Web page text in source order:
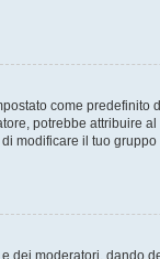
come predefinito
potrebbe attribuire
modificare il tuo
dei moderatori, dando